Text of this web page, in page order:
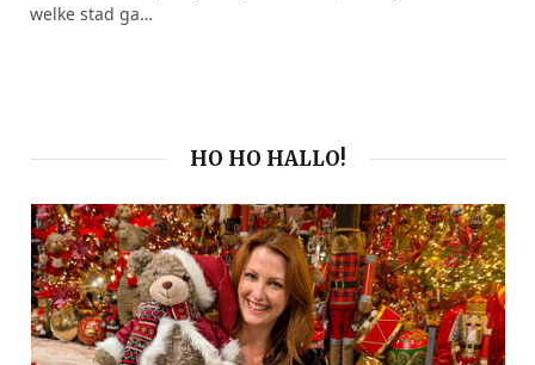
welke stad ga…
HO HO HALLO!